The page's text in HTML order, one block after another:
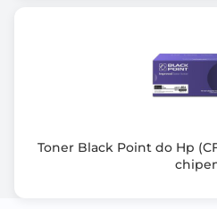
Toner Black Point do Hp